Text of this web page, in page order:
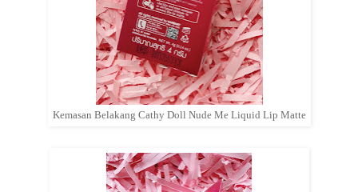
Kemasan Belakang Cathy Doll Nude Me Liquid Lip Matte